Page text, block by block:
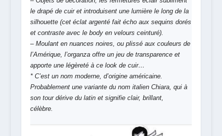
le drapé de cuir et introduisent une lumière le long de la
silhouette (cet éclat argenté fait écho aux sequins dorés
et contraste avec le body en velours ceinturé).
– Moulant en nuances noires, ou plissé aux couleurs de
l’Amérique, l’organza offre un jeu de transparence et
apporte une légèreté à ce look de cuir…
* C’est un nom moderne, d’origine américaine.
Probablement une variante du nom italien Chiara, qui à
son tour dérive du latin et signifie clair, brillant,
célèbre.